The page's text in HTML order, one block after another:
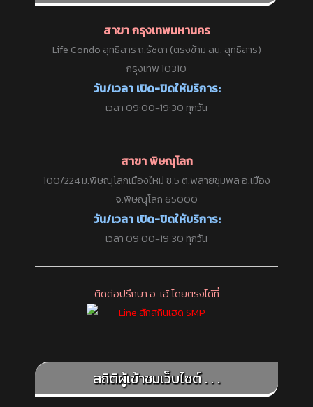
สาขา กรุงเทพมหานคร
Life Condo สุทธิสาร ถ.รัชดา (ตรงข้าม สน. สุทธิสาร)
กรุงเทพ 10310
วัน/เวลา เปิด-ปิดให้บริการ:
เวลา 09:00-19:30 ทุกวัน
สาขา พิษณุโลก
100/224 ม.พิษณุโลกเมืองใหม่ ซ.5 ต.พลายชุมพล อ.เมือง
จ.พิษณุโลก 65000
วัน/เวลา เปิด-ปิดให้บริการ:
เวลา 09:00-19:30 ทุกวัน
ติดต่อปรึกษา อ. เอ้ โดยตรงได้ที่
สถิติผู้เข้าชมเว็บไซต์ . . .